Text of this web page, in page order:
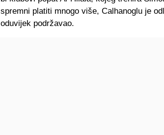
spremni platiti mnogo više, Calhanoglu je
oduvijek podržavao.